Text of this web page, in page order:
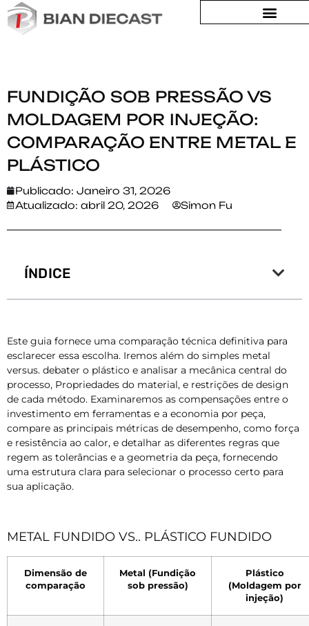
Lar >
Fundição sob pressão vs moldagem por injeção:
FUNDIÇÃO SOB PRESSÃO VS
MOLDAGEM POR INJEÇÃO:
COMPARAÇÃO ENTRE METAL E
PLÁSTICO
Publicado: Janeiro 31, 2026
Atualizado: abril 20, 2026
Simon Fu
ÍNDICE
Este guia fornece uma comparação técnica definitiva para
esclarecer essa escolha. Iremos além do simples metal
versus. debater o plástico e analisar a mecânica central do
processo, Propriedades do material, e restrições de design
de cada método. Examinaremos as compensações entre o
investimento em ferramentas e a economia por peça,
compare as principais métricas de desempenho, como força
e resistência ao calor, e detalhar as diferentes regras que
regem as tolerâncias e a geometria da peça, fornecendo
uma estrutura clara para selecionar o processo certo para
sua aplicação.
METAL FUNDIDO VS.. PLÁSTICO FUNDIDO
Dimensão de
comparação
Metal (Fundição
sob pressão)
Plástico
(Moldagem por
injeção)